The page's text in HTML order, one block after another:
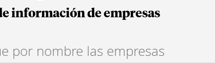
información de empresas